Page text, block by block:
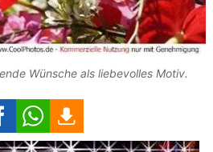
Wünsche als liebevolles Motiv.